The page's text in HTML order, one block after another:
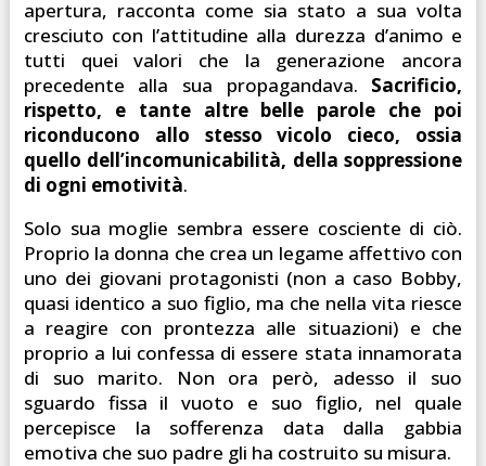
apertura, racconta come sia stato a sua volta
cresciuto con l’attitudine alla durezza d’animo e
tutti quei valori che la generazione ancora
precedente alla sua propagandava. Sacrificio,
rispetto, e tante altre belle parole che poi
riconducono allo stesso vicolo cieco, ossia
quello dell’incomunicabilità, della soppressione
di ogni emotività.
Solo sua moglie sembra essere cosciente di ciò.
Proprio la donna che crea un legame affettivo con
uno dei giovani protagonisti (non a caso Bobby,
quasi identico a suo figlio, ma che nella vita riesce
a reagire con prontezza alle situazioni) e che
proprio a lui confessa di essere stata innamorata
di suo marito. Non ora però, adesso il suo
sguardo fissa il vuoto e suo figlio, nel quale
percepisce la sofferenza data dalla gabbia
emotiva che suo padre gli ha costruito su misura.